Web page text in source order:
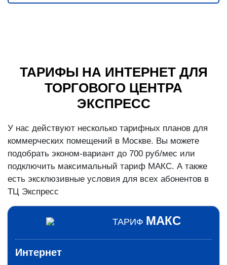
ТАРИФЫ НА ИНТЕРНЕТ ДЛЯ
ТОРГОВОГО ЦЕНТРА
ЭКСПРЕСС
У нас действуют несколько тарифных планов для
коммерческих помещений в Москве. Вы можете
подобрать эконом-вариант до 700 руб/мес или
подключить максимальный тариф МАКС. А также
есть эксклюзивные условия для всех абонентов в
ТЦ Экспресс
ТАРИФ МАКС
Интернет